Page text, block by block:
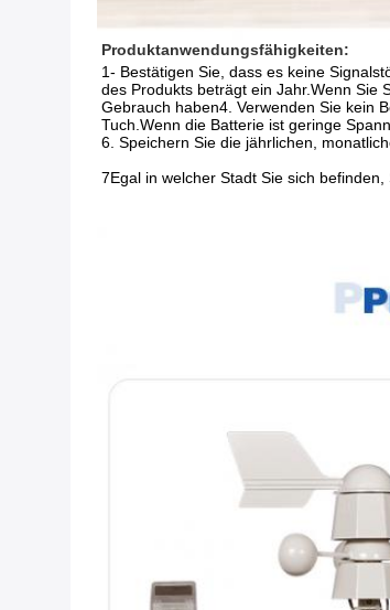
Produktanwendungsfähigkeiten:
1- Bestätigen Sie, dass es keine
des Produkts beträgt ein Jahr.Wenn Sie
Gebrauch haben4. Verwenden Sie kein
Tuch.Wenn die Batterie ist geringe
6. Speichern Sie die jährlichen,
7Egal in welcher Stadt Sie sich